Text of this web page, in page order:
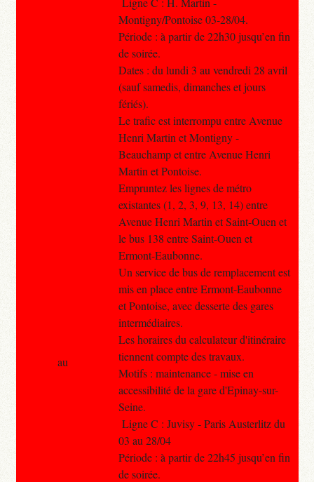
Montigny/Pontoise 03-28/04.
Période : à partir de 22h30 jusqu’en fin
de soirée.
Dates : du lundi 3 au vendredi 28 avril
(sauf samedis, dimanches et jours
fériés).
Le trafic est interrompu entre Avenue
Henri Martin et Montigny -
Beauchamp et entre Avenue Henri
Martin et Pontoise.
Empruntez les lignes de métro
existantes (1, 2, 3, 9, 13, 14) entre
Avenue Henri Martin et Saint-Ouen et
le bus 138 entre Saint-Ouen et
Ermont-Eaubonne.
Un service de bus de remplacement est
mis en place entre Ermont-Eaubonne
et Pontoise, avec desserte des gares
intermédiaires.
Les horaires du calculateur d'itinéraire
tiennent compte des travaux.
Motifs : maintenance - mise en
accessibilité de la gare d'Epinay-sur-
Seine.
Ligne C : Juvisy - Paris Austerlitz du
03 au 28/04
Période : à partir de 22h45 jusqu’en fin
de soirée.
au